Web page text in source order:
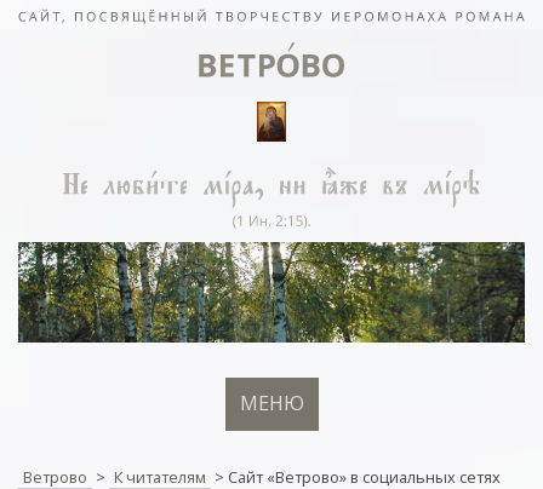
МЕНЮ
Ветрово > К читателям > Сайт «Ветрово» в социальных сетях